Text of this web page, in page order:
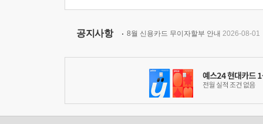
공지사항 8월 신용카드 무이자할부 안내 2026-08-01